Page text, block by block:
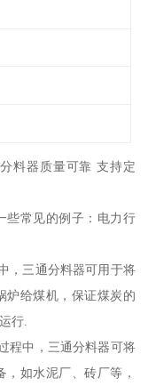
料器质量可靠 支持定
些常见的例子：电力行
，三通分料器可用于将
炉给煤机，保证煤炭的
行.
程中，三通分料器可将
如水泥厂、砖厂等，